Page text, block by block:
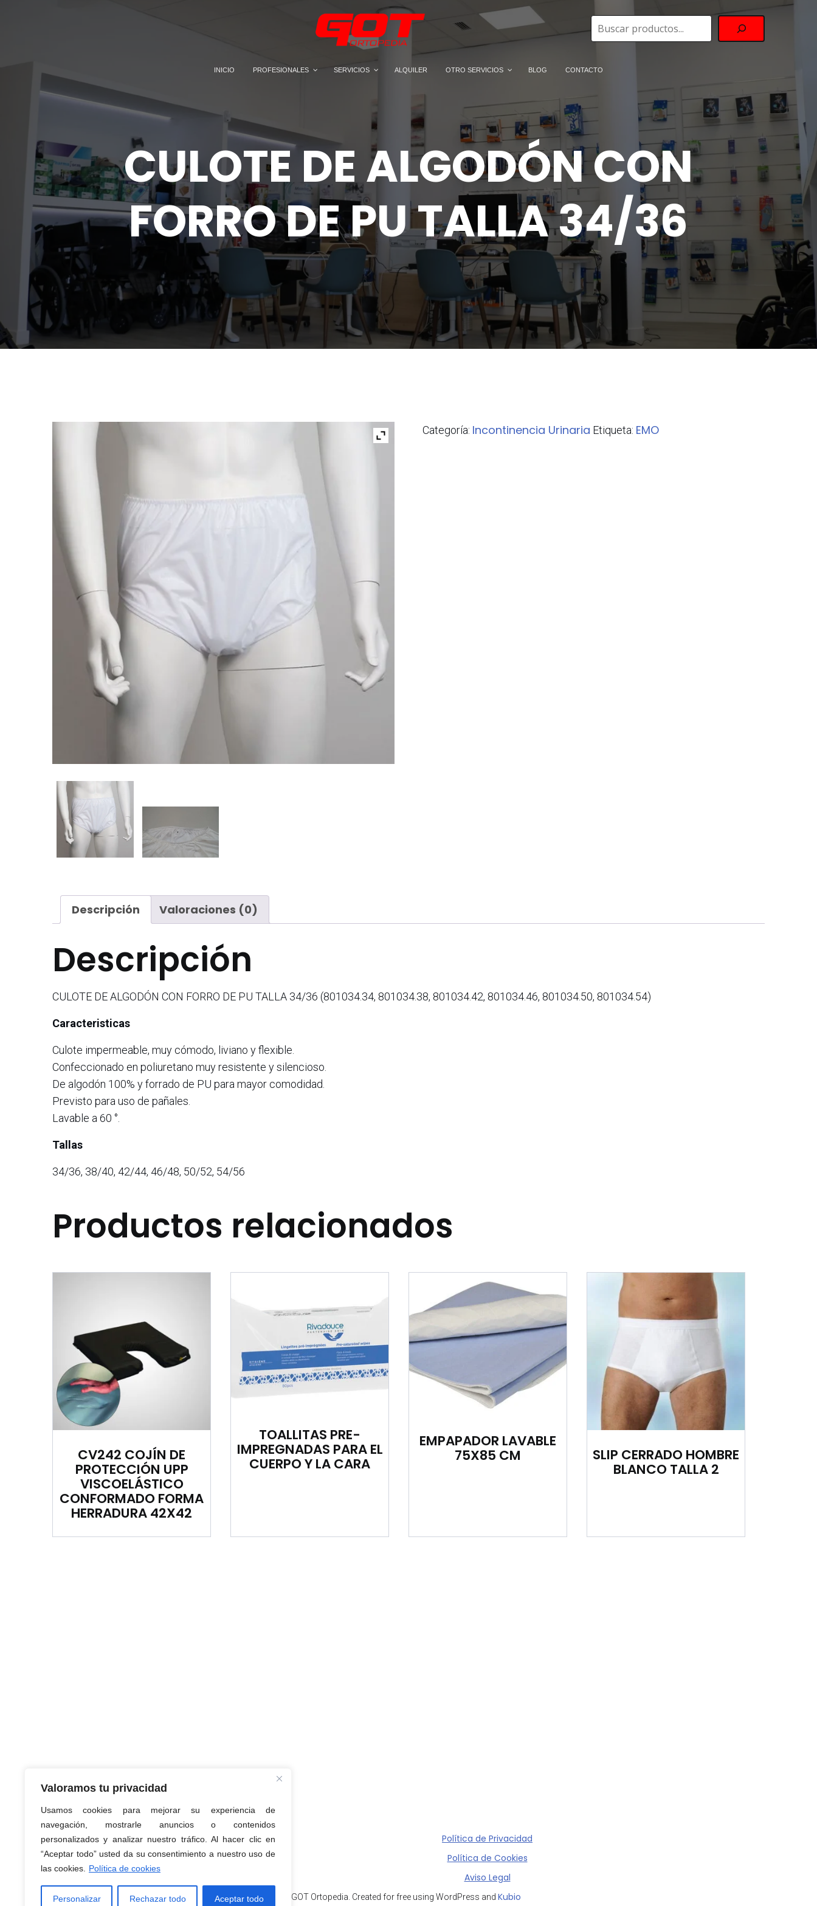
Valoramos tu privacidad
Usamos cookies para mejorar su experiencia de
navegación, mostrarle anuncios o contenidos
personalizados y analizar nuestro tráfico. Al hacer clic en
“Aceptar todo” usted da su consentimiento a nuestro uso de
las cookies.
Política de cookies
Personalizar Rechazar todo Aceptar todo
INICIO PROFESIONALES SERVICIOS ALQUILER OTRO SERVICIOS BLOG CONTACTO
CULOTE DE ALGODÓN CON
FORRO DE PU TALLA 34/36
Categoría: Incontinencia Urinaria Etiqueta: EMO
Descripción Valoraciones (0)
Descripción
CULOTE DE ALGODÓN CON FORRO DE PU TALLA 34/36 (801034.34, 801034.38, 801034.42, 801034.46, 801034.50, 801034.54)
Caracteristicas
Culote impermeable, muy cómodo, liviano y flexible.
Confeccionado en poliuretano muy resistente y silencioso.
De algodón 100% y forrado de PU para mayor comodidad.
Previsto para uso de pañales.
Lavable a 60 °.
Tallas
34/36, 38/40, 42/44, 46/48, 50/52, 54/56
Productos relacionados
CV242 COJÍN DE
PROTECCIÓN UPP
VISCOELÁSTICO
CONFORMADO FORMA
HERRADURA 42X42
TOALLITAS PRE-
IMPREGNADAS PARA EL
CUERPO Y LA CARA
EMPAPADOR LAVABLE
75X85 CM SLIP CERRADO HOMBRE
BLANCO TALLA 2
GOT Ortopedia
Política de Privacidad
Política de Cookies
Aviso Legal
© 2026 GOT Ortopedia. Created for free using WordPress and Kubio